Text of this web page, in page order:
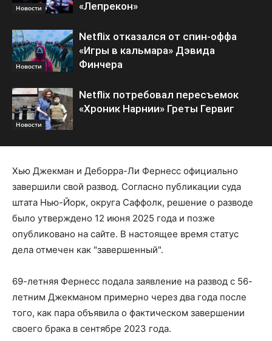
Новости
«Лепрекон»
Новости
Netflix отказался от спин-оффа
«Игры в кальмара» Дэвида
Финчера
Новости
Netflix потребовал пересъемок
«Хроник Нарнии» Греты Гервиг
Хью Джекман и Деборра-Ли Фернесс официально
завершили свой развод. Согласно публикации суда
штата Нью-Йорк, округа Саффолк, решение о разводе
было утверждено 12 июня 2025 года и позже
опубликовано на сайте. В настоящее время статус
дела отмечен как "завершенный".
69-летняя Фернесс подала заявление на развод с 56-
летним Джекманом примерно через два года после
того, как пара объявила о фактическом завершении
своего брака в сентябре 2023 года.